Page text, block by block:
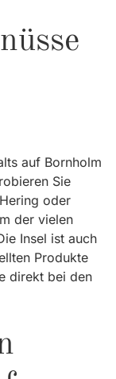
auf Bornholm
Sie
oder
der vielen
Insel ist auch
Produkte
direkt bei den